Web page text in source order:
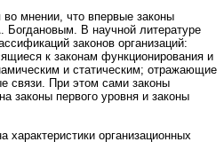
мнении, что впервые законы
Богдановым. В научной литературе
законов организаций:
к законам функционирования и
и статическим; отражающие
связи. При этом сами законы
законы первого уровня и законы
характеристики организационных